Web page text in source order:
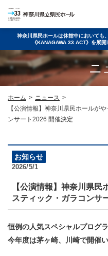
神奈川県民ホールは休館中においても
《KANAGAWA 33 ACT》を展
・ イベント一覧
・ イベントカレンダー
休館中の県民ホールにつ
・ 施設概要
・ パイプオルガン
神奈川県立県民ホールSNS
​​​​​​​​​​​​​神奈川県立県民ホール
ギャラリーSNS
ニ
ホーム > ニュース >
【公演情報】神奈川県民ホールが
ンサート2026 開催決定
お知らせ
2026/5/1
【公演情報】神奈川県民
スティック・ガラコンサ
恒例の人気スペシャルプログラ
今年度は茅ヶ崎、川崎で開催